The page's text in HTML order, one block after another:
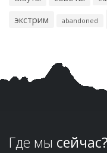
экстрим abandoned
Где мы сейчас?